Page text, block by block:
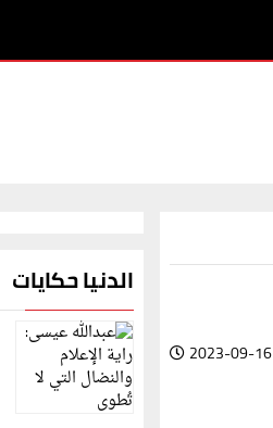
2023-09-16
الدنيا حكايات